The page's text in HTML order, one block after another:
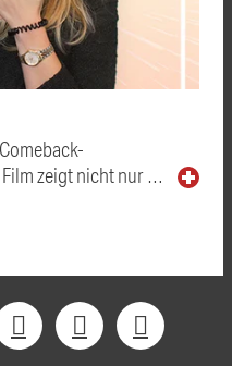
zeigt nicht nur …